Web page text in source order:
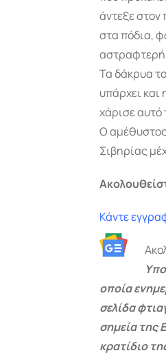
άντεξε στον
στα πόδια,
αστραφτερή
Τα δάκρυα
υπάρχει και
χάρισε
Ο αμέθυστος
Σιβηρίας
Κάντε
οποία
σελίδα
σημεία της
κρατίδιο